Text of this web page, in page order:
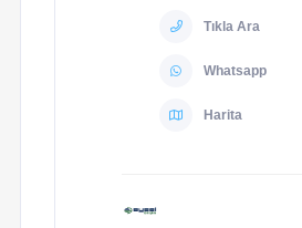
Tıkla Ara
Whatsapp
Harita